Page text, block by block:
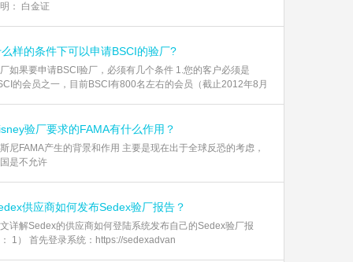
： 白金证
样的条件下可以申请BSCI的验厂?
如果要申请BSCI验厂，必须有几个条件 1.您的客户必须是
的会员之一，目前BSCI有800名左右的会员（截止2012年8月
验厂要求的FAMA有什么作用？
尼FAMA产生的背景和作用 主要是现在出于全球反恐的考虑，
是不允许
供应商如何发布Sedex验厂报告？
详解Sedex的供应商如何登陆系统发布自己的Sedex验厂报
1） 首先登录系统：https://sedexadvan